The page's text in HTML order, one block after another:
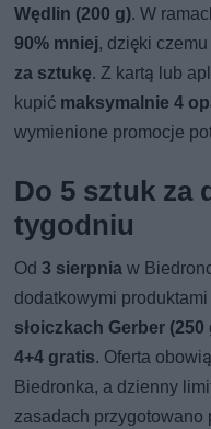
Wędlin (200 g). W
90% mniej, dzięki
za sztukę. Z kartą lub
kupić maksymalnie 4
wymienione promocje
Do 5 sztuk za
tygodniu
Od3 sierpnia w
dodatkowymi produktami
słoiczkach Gerber (250
4+4 gratis. Oferta
Biedronka, a dzienny
zasadach przygotowano